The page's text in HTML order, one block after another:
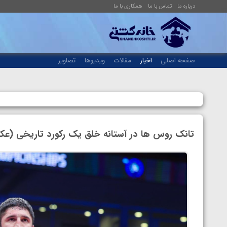
درباره ما تماس با ما همکاری با ما
صفحه اصلی اخبار مقالات ویدیوها تصاویر
تانک روس ها در آستانه خلق یک رکورد تاریخی